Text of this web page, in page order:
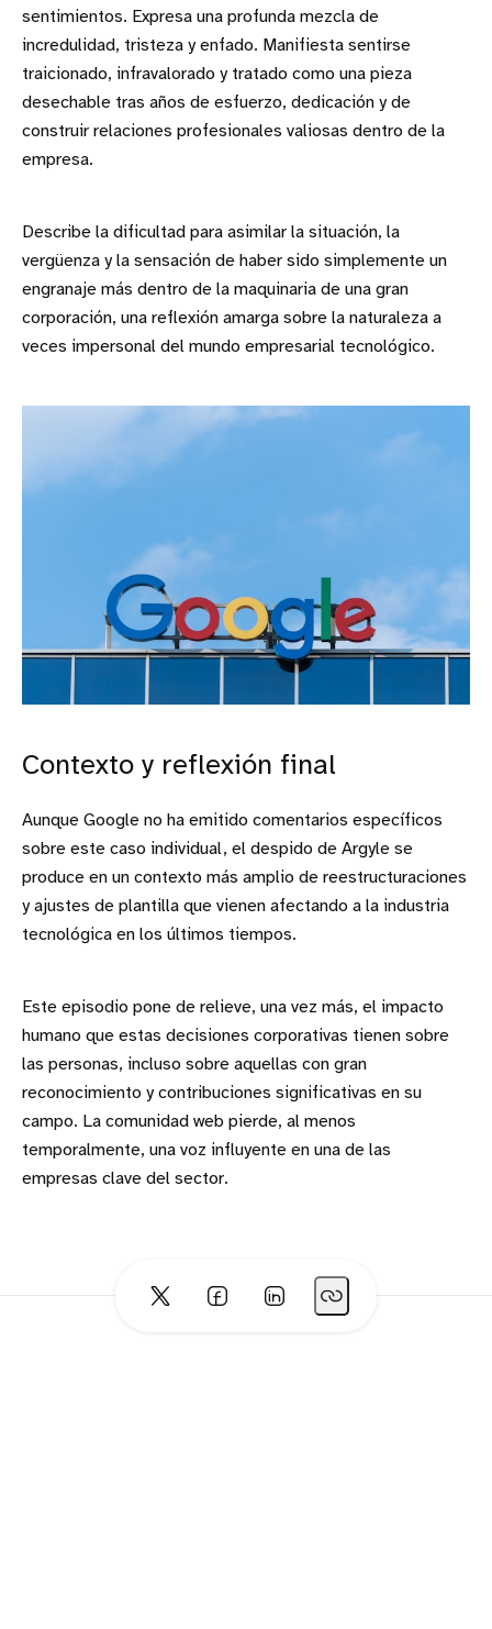
sentimientos. Expresa una profunda mezcla de
incredulidad, tristeza y enfado. Manifiesta sentirse
traicionado, infravalorado y tratado como una pieza
desechable tras años de esfuerzo, dedicación y de
construir relaciones profesionales valiosas dentro de la
empresa.
Describe la dificultad para asimilar la situación, la
vergüenza y la sensación de haber sido simplemente un
engranaje más dentro de la maquinaria de una gran
corporación, una reflexión amarga sobre la naturaleza a
veces impersonal del mundo empresarial tecnológico.
Contexto y reflexión final
Aunque Google no ha emitido comentarios específicos
sobre este caso individual, el despido de Argyle se
produce en un contexto más amplio de reestructuraciones
y ajustes de plantilla que vienen afectando a la industria
tecnológica en los últimos tiempos.
Este episodio pone de relieve, una vez más, el impacto
humano que estas decisiones corporativas tienen sobre
las personas, incluso sobre aquellas con gran
reconocimiento y contribuciones significativas en su
campo. La comunidad web pierde, al menos
temporalmente, una voz influyente en una de las
empresas clave del sector.